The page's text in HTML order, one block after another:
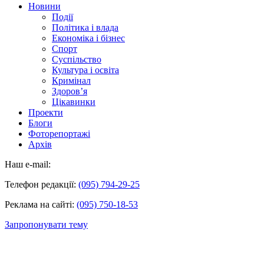
Новини
Події
Політика і влада
Економіка і бізнес
Спорт
Суспільство
Культура і освіта
Кримінал
Здоров’я
Цікавинки
Проекти
Блоги
Фоторепортажі
Архів
Наш e-mail:
Телефон редакції: (095) 794-29-25
Реклама на сайті: (095) 750-18-53
Запропонувати тему